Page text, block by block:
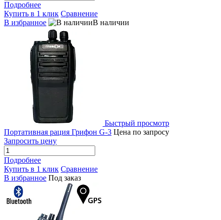
Подробнее
Купить в 1 клик Сравнение
В избранное
В наличии
Быстрый просмотр
Портативная рация Грифон G-3 Цена по запросу
Запросить цену
Подробнее
Купить в 1 клик Сравнение
В избранное Под заказ